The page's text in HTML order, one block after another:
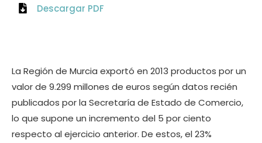
La Región de Murcia exportó en 2013 productos por un
valor de 9.299 millones de euros según datos recién
publicados por la Secretaría de Estado de Comercio,
lo que supone un incremento del 5 por ciento
respecto al ejercicio anterior. De estos, el 23%
Descargar PDF